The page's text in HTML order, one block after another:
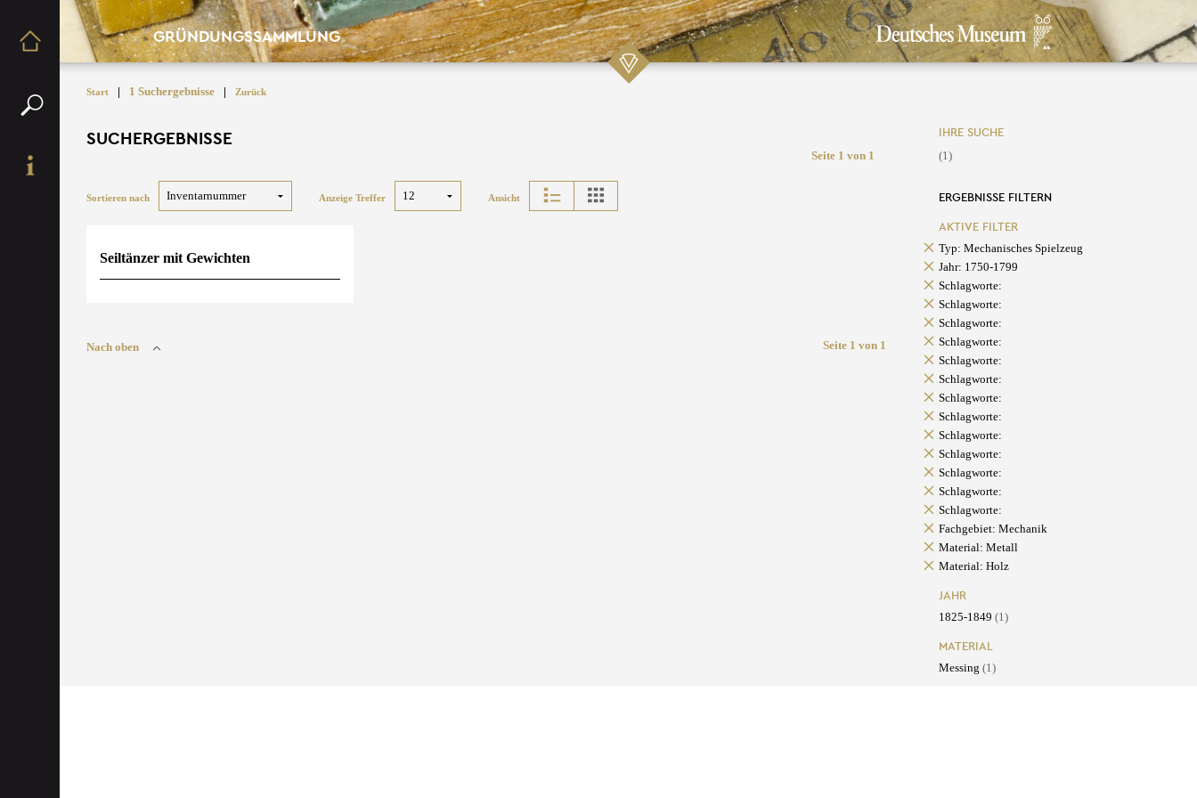
GRÜNDUNGSSAMMLUNG
Start | 1 Suchergebnisse | Zurück
SUCHERGEBNISSE
Seite 1 von 1
Sortieren nach Anzeige Treffer Ansicht
Seiltänzer mit Gewichten
Nach oben Seite 1 von 1
IHRE SUCHE
(1)
ERGEBNISSE FILTERN
AKTIVE FILTER
Typ: Mechanisches Spielzeug
Jahr: 1750-1799
Schlagworte:
Schlagworte:
Schlagworte:
Schlagworte:
Schlagworte:
Schlagworte:
Schlagworte:
Schlagworte:
Schlagworte:
Schlagworte:
Schlagworte:
Schlagworte:
Schlagworte:
Fachgebiet: Mechanik
Material: Metall
Material: Holz
JAHR
1825-1849 (1)
MATERIAL
Messing (1)